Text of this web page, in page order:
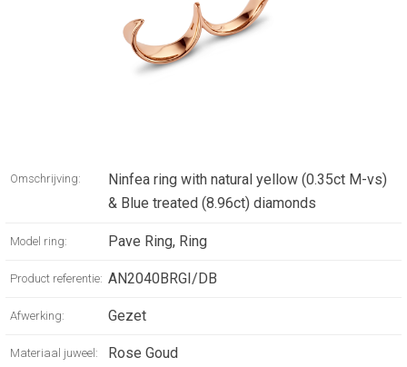
Omschrijving:
Ninfea ring with natural yellow (0.35ct M-vs)
& Blue treated (8.96ct) diamonds
Model ring: Pave Ring, Ring
Product referentie: AN2040BRGI/DB
Afwerking: Gezet
Materiaal juweel: Rose Goud